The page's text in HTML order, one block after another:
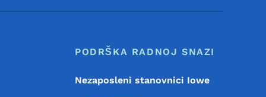
PODRŠKA RADNOJ SNAZI
Nezaposleni stanovnici Iowe